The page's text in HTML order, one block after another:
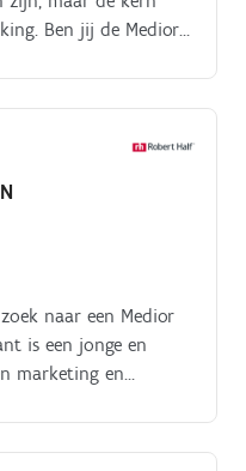
Ben jij de Medior
naar een Medior
is een jonge en
marketing en